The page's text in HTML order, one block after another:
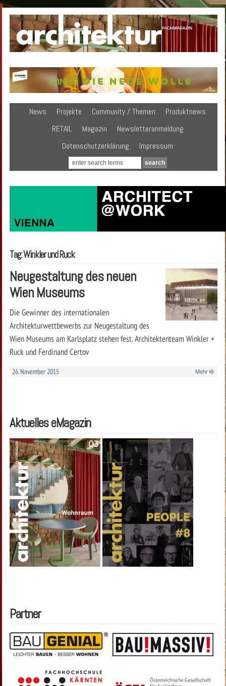
News Projekte Community / Themen
Produktnews
RETAIL
Magazin
Newsletteranmeldung
Datenschutzerklärung
Impressum
Tag: Winkler und Ruck
Neugestaltung des neuen
Wien Museums
Die Gewinner des internationalen
Architekturwettbewerbs zur Neugestaltung des
Wien Museums am Karlsplatz stehen fest. Architektenteam Winkler +
Ruck und Ferdinand Certov
26. November 2015 Mehr
Aktuelles eMagazin
Partner